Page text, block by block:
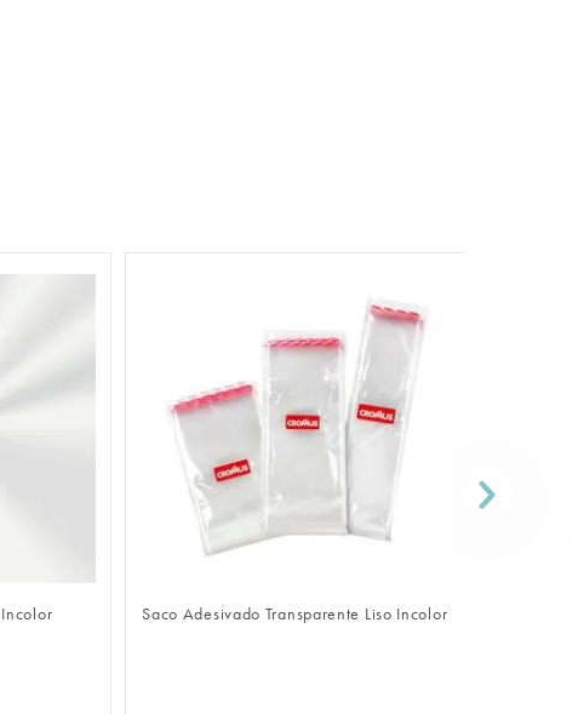
Saco Adesivado Transparente Liso Incolor